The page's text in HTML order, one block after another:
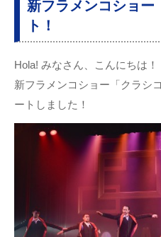
新フラメンコショー
ト！
Hola! みなさん、こんにちは！
新フラメンコショー「クラシ
ートしました！